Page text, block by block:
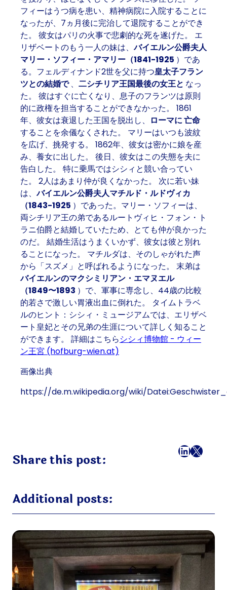
フィーはうつ病を患い、精神病院に入院することに
なったが、7ヵ月後に完治して退院することができ
た。 彼女はパリの火事で悲劇的な死を遂げた。 エ
リザベートのもう一人の妹は、バイエルン公爵夫人
マリー・ソフィー・アマリー（1841-1925 ）であ
る。フェルディナンド2世を父に持つ皇太子フラン
ツとの結婚で、 二シチリア王国最後の女王と なっ
た。 彼はすぐに亡くなり、息子のフランツは原則
的に政権を担当することができなかった。 1861
年、彼女は衰退した王国を脱出し、
ローマに亡命
することを余儀なくされた。 マリーはいつも波紋
を広げ、挑発する。 1862年、彼女は密かに娘を産
み、養女に出した。 後日、彼女はこの失態を夫に
告白した。 特に乗馬ではシシィと競い合ってい
た。 2人はあまり仲が良くなかった。 次に若い妹
は、バイエルン公爵夫人マチルド・ルドヴィカ
（1843-1925 ）であった。マリー・ソフィーは、
両シチリア王の弟であるルートヴィヒ・フォン・ト
ラニ伯爵と結婚していたため、とても仲が良かった
のだ。 結婚生活はうまくいかず、彼女は彼と別れ
ることになった。 マチルダは、そのしゃがれた声
から「スズメ」と呼ばれるようになった。 末弟は
バイエルンのマクシミリアン・エマヌエル
（1849〜1893 ）で、軍事に専念し、44歳の比較
的若さで激しい胃液出血に倒れた。 タイムトラベ
ルのヒント：シシィ・ミュージアムでは、エリザベ
ート皇妃とその兄弟の生涯について詳しく知ること
ができます。 詳細はこちらシシィ博物館 - ウィー
ン王宮 (hofburg-wien.at)
画像出典
https://de.m.wikipedia.org/wiki/
Share this post:
LinkedIn
X メール
Additional posts: